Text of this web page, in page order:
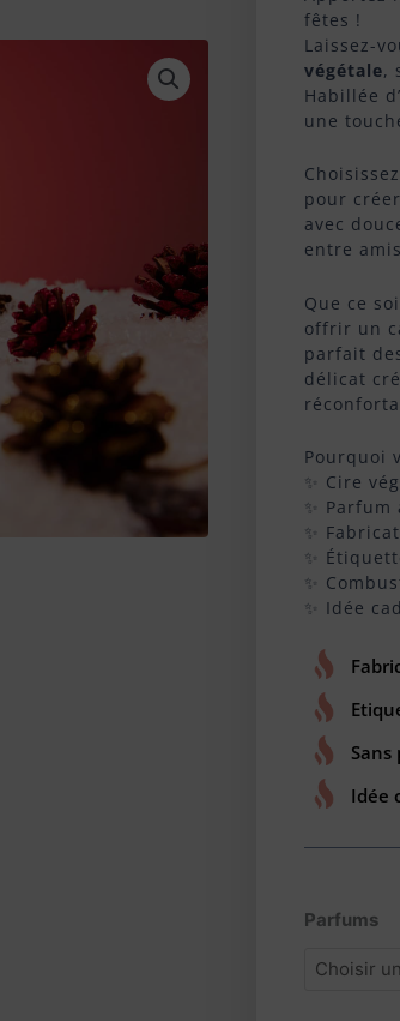
fêtes !
Laissez-
végétale,
Habillée
une
pour
avec
entre
Que ce
offrir un
parfait
délicat
Pourquoi
✨ Cire
✨
✨
✨
✨
✨ Idée
Idée
Parfums
quantité
Bougie